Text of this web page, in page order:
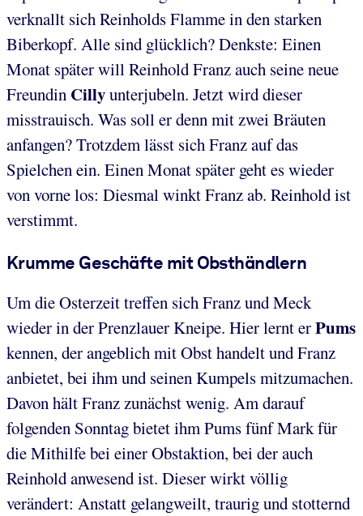
verknallt sich Reinholds Flamme in den starken
Biberkopf. Alle sind glücklich? Denkste: Einen
Monat später will Reinhold Franz auch seine neue
Freundin Cillyunterjubeln. Jetzt wird dieser
misstrauisch. Was soll er denn mit zwei Bräuten
anfangen? Trotzdem lässt sich Franz auf das
Spielchen ein. Einen Monat später geht es wieder
von vorne los: Diesmal winkt Franz ab. Reinhold ist
verstimmt.
Krumme Geschäfte mit Obsthändlern
Um die Osterzeit treffen sich Franz und Meck
wieder in der Prenzlauer Kneipe. Hier lernt erPums
kennen, der angeblich mit Obst handelt und Franz
anbietet, bei ihm und seinen Kumpels mitzumachen.
Davon hält Franz zunächst wenig. Am darauf
folgenden Sonntag bietet ihm Pums fünf Mark für
die Mithilfe bei einer Obstaktion, bei der auch
Reinhold anwesend ist. Dieser wirkt völlig
verändert: Anstatt gelangweilt, traurig und stotternd